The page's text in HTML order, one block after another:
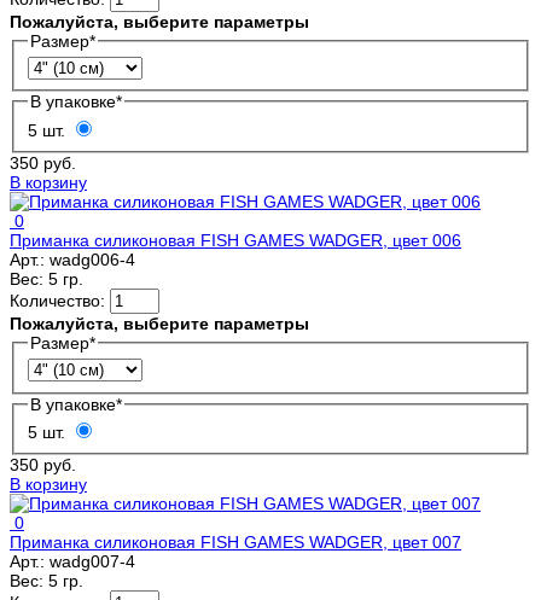
Пожалуйста, выберите параметры
Размер*
В упаковке*
5 шт.
350 руб.
В корзину
0
Приманка силиконовая FISH GAMES WADGER, цвет 006
Арт.: wadg006-4
Вес: 5 гр.
Количество:
Пожалуйста, выберите параметры
Размер*
В упаковке*
5 шт.
350 руб.
В корзину
0
Приманка силиконовая FISH GAMES WADGER, цвет 007
Арт.: wadg007-4
Вес: 5 гр.